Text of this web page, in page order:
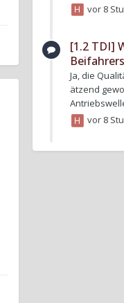
vor 8
[1.2 TDI]
Ja, die
ätzend
vor 8